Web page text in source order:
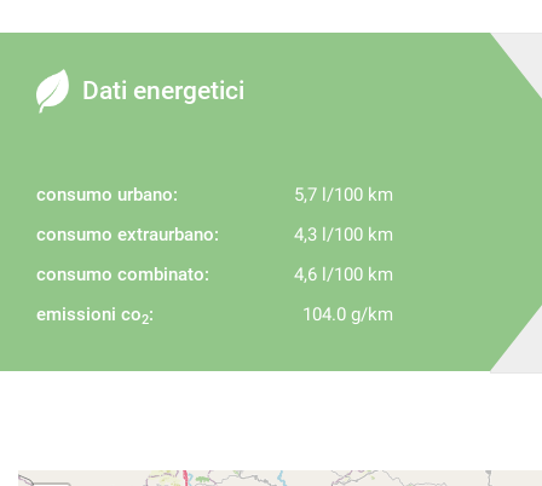
Dati energetici
consumo urbano:
5,7 l/100 km
consumo extraurbano:
4,3 l/100 km
consumo combinato:
4,6 l/100 km
emissioni co2: 104.0 g/km